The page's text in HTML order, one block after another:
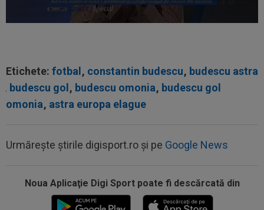
Etichete: fotbal, constantin budescu, budescu astra
, budescu gol, budescu omonia, budescu gol
omonia, astra europa elague
Urmărește știrile digisport.ro și pe Google News
Noua Aplicaţie Digi Sport poate fi descărcată din